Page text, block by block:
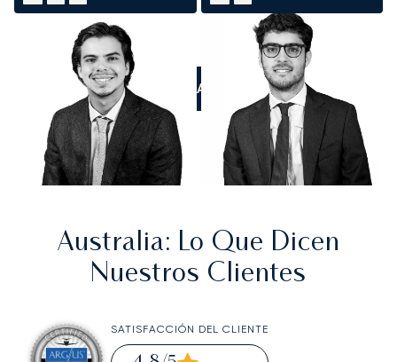
LLÁMANOS
Australia: Lo Que Dicen
Nuestros Clientes
SATISFACCIÓN DEL CLIENTE